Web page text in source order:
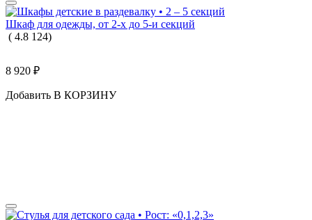
Шкаф для одежды, от 2-х до 5-и секций
( 4.8 124)
8 920 ₽
Добавить В КОРЗИНУ